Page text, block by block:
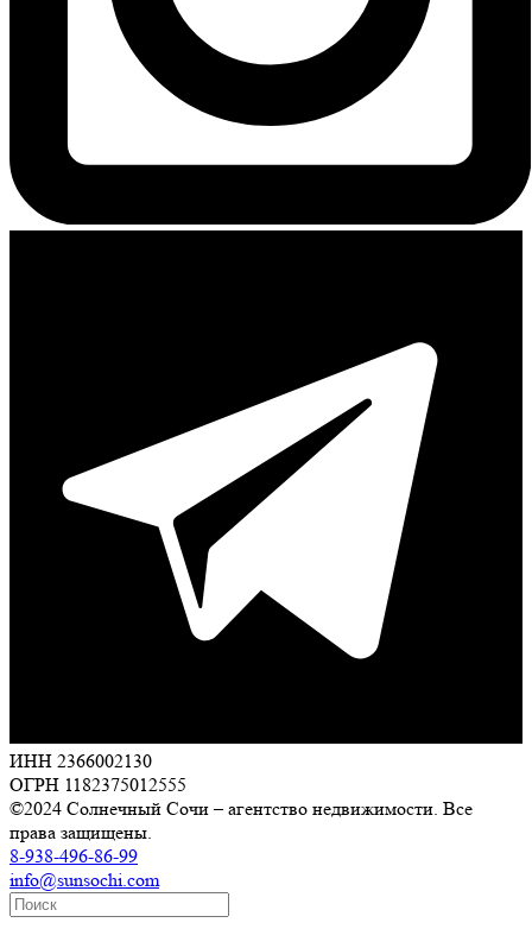
ИНН 2366002130
ОГРН 1182375012555
©2024 Солнечный Сочи – агентство недвижимости. Все
права защищены.
8-938-496-86-99
info@sunsochi.com